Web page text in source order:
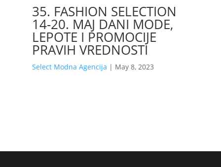
35. FASHION SELECTION
14-20. MAJ DANI MODE,
LEPOTE I PROMOCIJE
PRAVIH VREDNOSTI
Select Modna Agencija | May 8, 2023